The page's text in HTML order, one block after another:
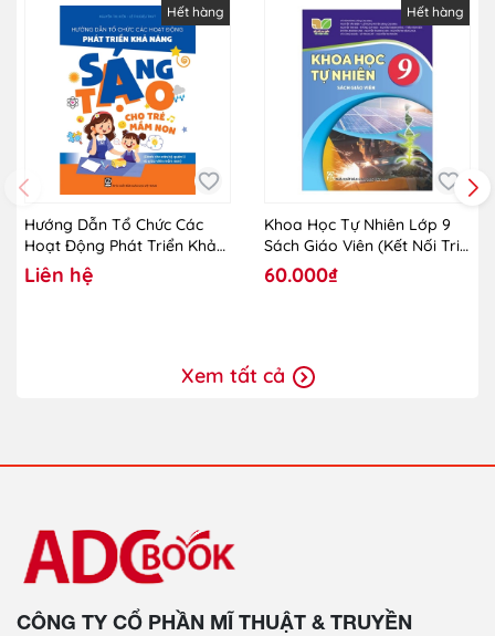
Hết hàng
Hướng Dẫn Tổ Chức Các
Hoạt Động Phát Triển Khả
Năng Sáng Tạo Cho Trẻ
Mầm Non (Dành Cho CBQL
Liên hệ
Hết hàng
Khoa Học Tự Nhiên Lớp 9
Sách Giáo Viên (Kết Nối Tri
Thức Với Cuộc Sống)-2024
60.000₫
Xem tất cả
CÔNG TY CỔ PHẦN MĨ THUẬT & TRUYỀN